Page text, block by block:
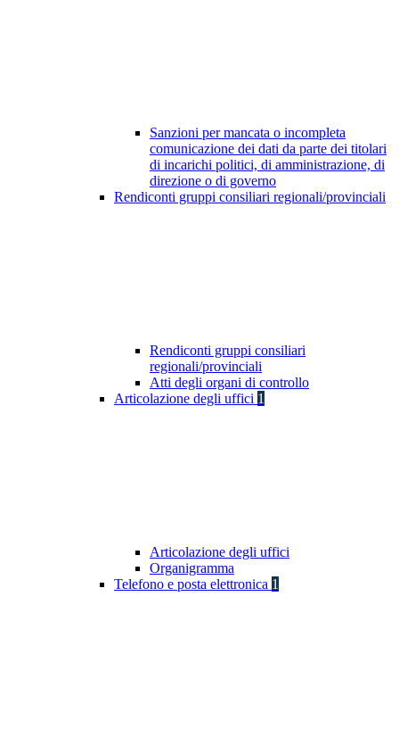
Sanzioni per mancata o incompleta
comunicazione dei dati da parte dei titolari
di incarichi politici, di amministrazione, di
direzione o di governo
Rendiconti gruppi consiliari regionali/provinciali
Rendiconti gruppi consiliari
regionali/provinciali
Atti degli organi di controllo
Articolazione degli uffici 1
Articolazione degli uffici
Organigramma
Telefono e posta elettronica 1